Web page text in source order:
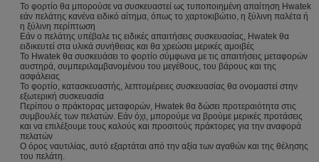
Το φορτίο θα μπορούσε να συσκευαστεί ως τυποποιημένη απαίτηση Hwatek
εάν πελάτης κανένα ειδικό αίτημα, όπως το χαρτοκιβώτιο, η ξύλινη παλέτα ή
η ξύλινη περίπτωση
Εάν ο πελάτης υπέβαλε τις ειδικές απαιτήσεις συσκευασίας, Hwatek θα
ειδικευτεί στα υλικά συνήθειας και θα χρεώσει μερικές αμοιβές
Το Hwatek θα συσκευάσει το φορτίο σύμφωνα με τις απαιτήσεις μεταφορών
αυστηρά, συμπεριλαμβανομένου του μεγέθους, του βάρους και της
ασφάλειας
Το φορτίο, κατασκευαστής, λεπτομέρειες συσκευασίας θα ονομαστεί στην
εξωτερική συσκευασία
Περίπου ο πράκτορας μεταφορών, Hwatek θα δώσει προτεραιότητα στις
συμβουλές των πελατών. Εάν όχι, μπορούμε να βρούμε μερικές προτάσεις
και να επιλέξουμε τους καλούς και προσιτούς πράκτορες για την αναφορά
πελατών
Ο όρος ναυτιλίας, αυτό εξαρτάται από την αξία των αγαθών και της θέλησης
του πελάτη.